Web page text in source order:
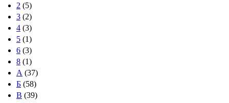
2 (5)
3 (2)
4 (3)
5 (1)
6 (3)
8 (1)
А (37)
Б (58)
В (39)